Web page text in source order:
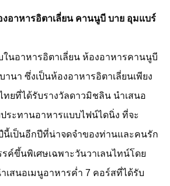
อาหารอิตาเลี่ยน คานนูบี บาย อุมแบร์
นอาหารอิตาเลี่ยน ห้องอาหารคานนูบี
นา ซึ่งเป็นห้องอาหารอิตาเลี่ยนเพียง
ทยที่ได้รับรางวัลดาวมิชลิน นำเสนอ
ระทานอาหารแบบไฟน์ไดนิ่ง ที่จะ
นี้เป็นอีกปีที่น่าจดจำของท่านและคนรัก
ค์ขึ้นพิเศษเฉพาะวันวาเลนไทน์โดย
เสนอเมนูอาหารค่ำ 7 คอร์สที่ได้รับ